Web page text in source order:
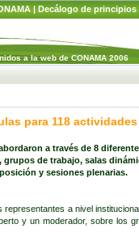
| Decálogo de principios
a la web de CONAMA 2006
para 118 actividades
a través de 8
grupos de trabajo, salas
y sesiones plenarias.
representantes a nivel
y un moderador, sobre los